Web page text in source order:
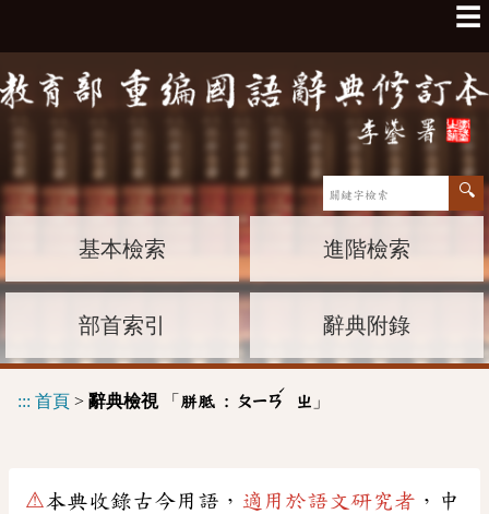
☰
基本檢索 進階檢索
部首索引 辭典附錄
::: 首頁 > 辭典檢視「 胼胝 : ㄆㄧㄢ
ˊ
ㄓ 」
⚠本典收錄古今用語， 適用於語文研究者 ，中